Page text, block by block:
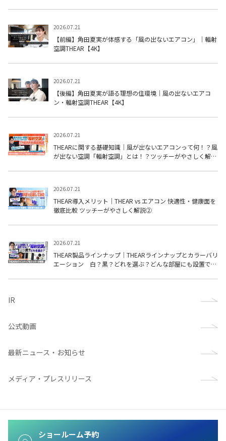
2026.07.21
【前編】角田夏実が体感する「風の出ないエアコン」｜輻射
空調THEAR【4K】
2026.07.21
【後編】角田夏実が語る理想の住環境｜風の出ないエアコ
ン・輻射空調THEAR【4K】
2026.07.21
THEARに関する基礎知識｜風が出ないエアコンって何！？風
が出ない空調「輻射空調」とは！？ツッチーがやさしく解説
2026.07.21
THEAR導入メリット｜THEAR vs エアコン 快適性・健康面を
徹底比較 ツッチーがやさしく解説②
2026.07.21
THEAR製品ラインナップ｜THEARラインナップとカラーバリ
エーション 白？黒？どれを選ぶ？どんな部屋にも設置でき
IR
公式動画
最新ニュース・お知らせ
メディア・プレスリリース
ショールーム予約